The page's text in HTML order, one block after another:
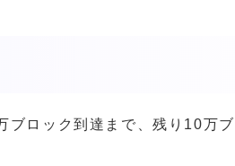
ブロック到達まで、残り10万